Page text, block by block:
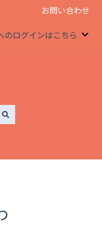
お問い合わせ
のログインはこちら